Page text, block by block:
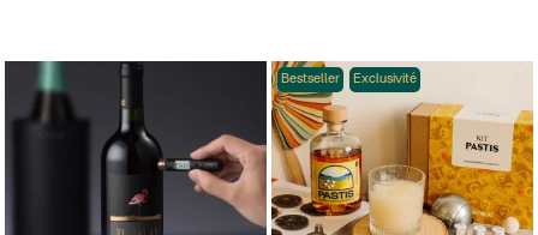
Bestseller Exclusivité